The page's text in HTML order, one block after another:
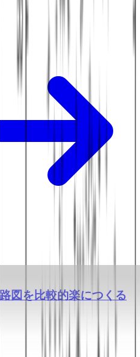
図を比較的楽につくる